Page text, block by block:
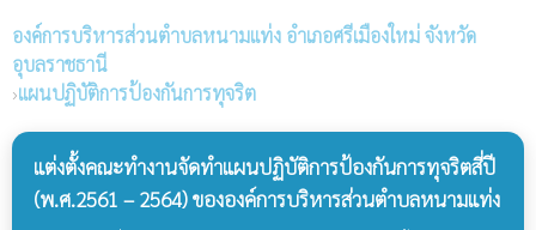
องค์การบริหารส่วนตำบลหนามแท่ง อำเภอศรีเมืองใหม่ จังหวัด
อุบลราชธานี
›แผนปฏิบัติการป้องกันการทุจริต
แต่งตั้งคณะทำงานจัดทำแผนปฏิบัติการป้องกันการทุจริตสี่ปี
(พ.ศ.2561 – 2564) ขององค์การบริหารส่วนตำบลหนามแท่ง